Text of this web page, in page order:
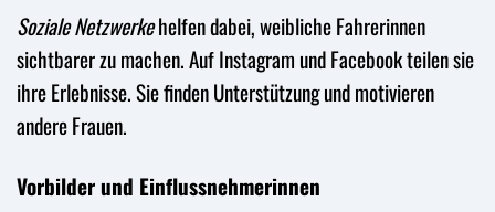
Soziale Netzwerkehelfen dabei, weibliche Fahrerinnen
sichtbarer zu machen. Auf Instagram und Facebook teilen sie
ihre Erlebnisse. Sie finden Unterstützung und motivieren
andere Frauen.
Vorbilder und Einflussnehmerinnen